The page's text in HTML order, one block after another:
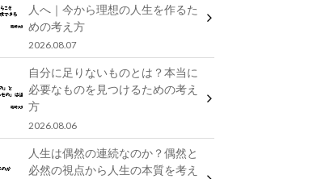
人へ｜今から理想の人生を作るた
めの考え方
2026.08.07
自分に足りないものとは？本当に
必要なものを見つけるための考え
方
2026.08.06
人生は偶然の連続なのか？偶然と
必然の視点から人生の本質を考え